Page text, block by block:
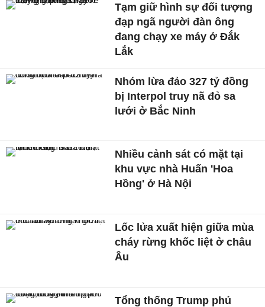
Tạm giữ hình sự đối tượng
đạp ngã người đàn ông
đang chạy xe máy ở Đắk
Lắk
Nhóm lừa đảo 327 tỷ đồng
bị Interpol truy nã đỏ sa
lưới ở Bắc Ninh
Nhiều cảnh sát có mặt tại
khu vực nhà Huấn 'Hoa
Hồng' ở Hà Nội
Lốc lửa xuất hiện giữa mùa
cháy rừng khốc liệt ở châu
Âu
Tổng thống Trump phủ